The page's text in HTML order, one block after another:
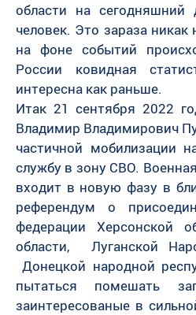
области на сегодняшний
человек. Это зараза никак
на фоне событий
России ковидная
интересна как раньше.
Итак 21 сентября 2022
Владимир Владимирович
частичной мобилизации
службу в зону СВО.
входит в новую фазу в
референдум о
федерации Херсонской
области, Луганской
Донецкой народной
пытаться помешать
заинтересованые в